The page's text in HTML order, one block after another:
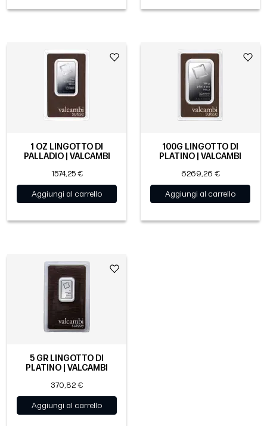
1 OZ LINGOTTO DI
PALLADIO | VALCAMBI
1574,25 €
Aggiungi al carrello
100G LINGOTTO DI
PLATINO | VALCAMBI
6269,26 €
Aggiungi al carrello
5 GR LINGOTTO DI
PLATINO | VALCAMBI
370,82 €
Aggiungi al carrello